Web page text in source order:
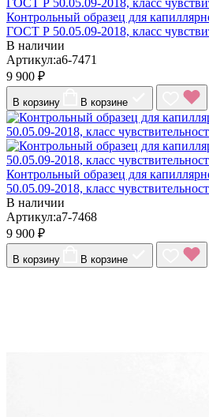
Контрольный образец для
ГОСТ Р 50.05.09-2018, класс
В наличии
Артикул:a6-7471
9 900 ₽
В корзину В корзине
Контрольный образец для
50.05.09-2018, класс
В наличии
Артикул:a7-7468
9 900 ₽
В корзину В корзине